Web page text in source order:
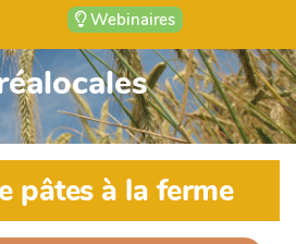
Webinaires
pâtes à la ferme